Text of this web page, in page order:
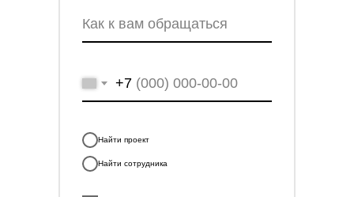
+7
Найти проект
Найти сотрудника